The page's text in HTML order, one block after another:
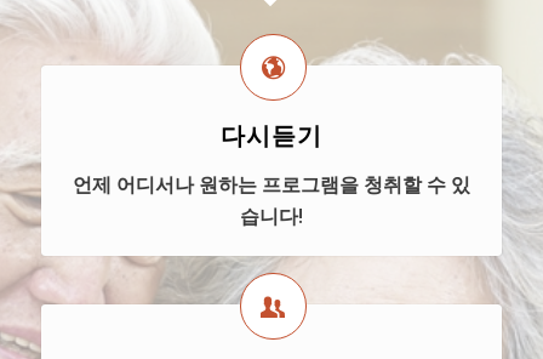
다시듣기
언제 어디서나 원하는 프로그램을 청취할 수 있
습니다!